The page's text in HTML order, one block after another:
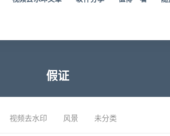
假证
视频去水印 风景 未分类